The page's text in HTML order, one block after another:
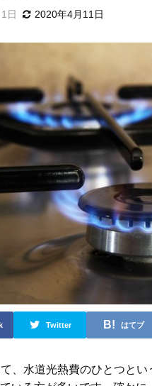
日 2020年4月11日
Twitter はてブ
、水道光熱費のひとつと